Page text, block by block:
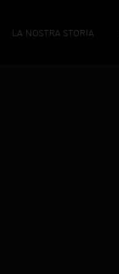
LA NOSTRA STORIA